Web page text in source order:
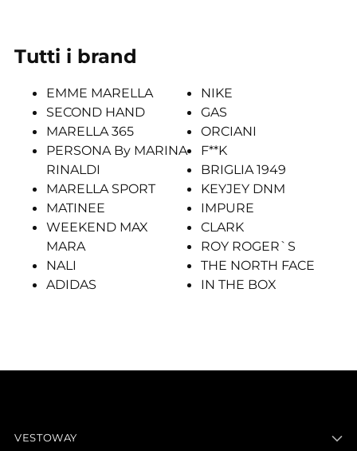
Tutti i brand
EMME MARELLA
SECOND HAND
MARELLA 365
PERSONA By MARINA
RINALDI
MARELLA SPORT
MATINEE
WEEKEND MAX
MARA
NALI
ADIDAS
NIKE
GAS
ORCIANI
F**K
BRIGLIA 1949
KEYJEY DNM
IMPURE
CLARK
ROY ROGER`S
THE NORTH FACE
IN THE BOX
VESTOWAY